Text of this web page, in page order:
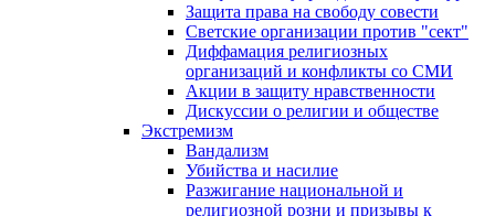
Защита права на свободу совести
Светские организации против "сект"
Диффамация религиозных
организаций и конфликты со СМИ
Акции в защиту нравственности
Дискуссии о религии и обществе
Экстремизм
Вандализм
Убийства и насилие
Разжигание национальной и
религиозной розни и призывы к